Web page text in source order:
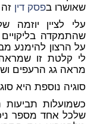
שאושרו בפסק דין
עלי לציין יוזמה
על הרצון להימנע
לי קלטת זו שמראה
מראה גג הרעפים
סוגיה נוספת היא
כשמועלות תביעות
שלכל אחד מספר